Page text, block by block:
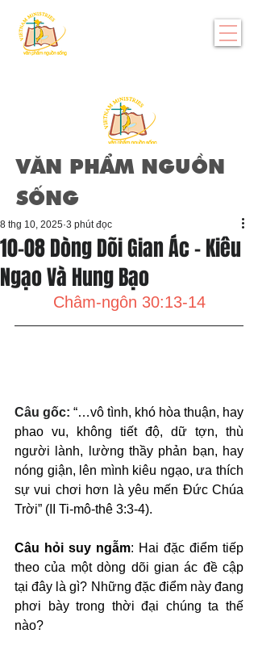
VĂN PHẨM NGUỒN
SỐNG
10-08 Dòng Dõi Gian Ác - Kiêu
Ngạo Và Hung Bạo
8 thg 10, 2025 3 phút đọc
Châm-ngôn 30:13-14
Câu gốc: “…vô tình, khó hòa thuận, hay
phao vu, không tiết độ, dữ tợn, thù
người lành, lường thầy phản bạn, hay
nóng giận, lên mình kiêu ngạo, ưa thích
sự vui chơi hơn là yêu mến Đức Chúa
Trời” (II Ti-mô-thê 3:3-4).
Câu hỏi suy ngẫm: Hai đặc điểm tiếp
theo của một dòng dõi gian ác đề cập
tại đây là gì? Những đặc điểm này đang
phơi bày trong thời đại chúng ta thế
nào?